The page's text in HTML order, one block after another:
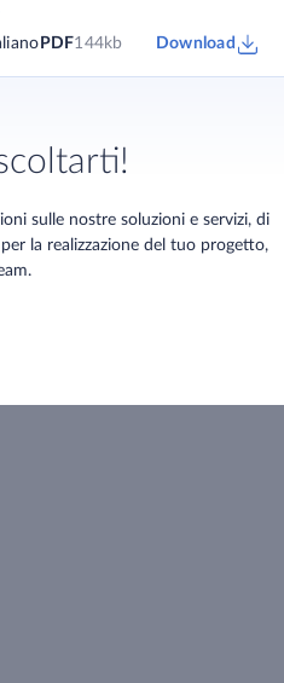
PDF144kb Download
sulle nostre soluzioni e servizi, di
la realizzazione del tuo progetto,